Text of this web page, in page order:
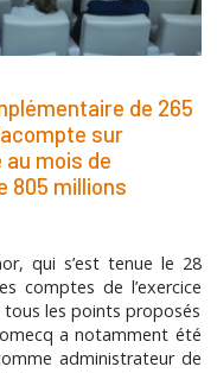
de 265
sur
au mois de
805 millions
qui s’est tenue le 28
comptes de l’exercice
les points proposés
a notamment été
administrateur de